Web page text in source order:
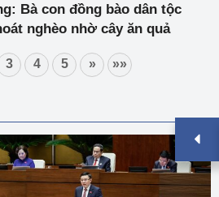
Bà con đồng bào dân tộc
nghèo nhờ cây ăn quả
3 4 5 » »»